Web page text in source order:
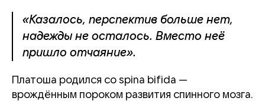
«Казалось, перспектив больше нет,
надежды не осталось. Вместо неё
пришло отчаяние».
Платоша родился со spina bifida —
врождённым пороком развития спинного мозга.